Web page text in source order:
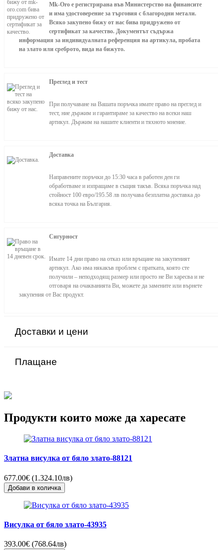
Mk-Oro е регистрирана във Министерство на финансите
и има удостоверение за търговия с благородни метали.
Всяко закупено бижу от нас бива придружено от
сертификат за качество. Документът съдържа
информация за индивидуалната референция на артикула, пробата
на злато или среброто, вида на бижуто.
Преглед и тест
При получаване на Вашата поръчка имате право на преглед и
тест, ние държим и гарантираме за качество на всеки наш
артикул. Държим на нашите клиенти и тяхното мнение.
Доставка
Направените поръчки до 15:30 часа в работен ден ги
обработваме и изпращаме в същия такъв. Всяка поръчка над
стойност 100 евро/195.58 лв получава безплатна доставка до
всяка точка на България.
Сигурност
Имате 14 дни право на отказ или връщане на закупеният
артикул. Ако има някакъв проблем с пратката, която сте
получили – неподходящ размер или просто не Ви харесва и не
отговаря на очакванията Ви, можете да замените или върнете
закупения от Вас продукт.
Доставки и цени
Плащане
Продукти които може да харесате
Златна висулка от бяло злато-88121
677.00€ (1.324.10лв)
Добави в количка
Висулка от бяло злато-43935
393.00€ (768.64лв)